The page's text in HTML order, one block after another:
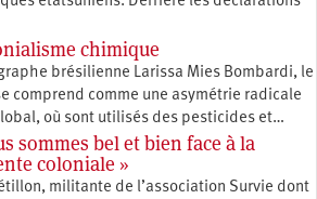
chimique
brésilienne Larissa Mies Bombardi, le
comprend comme une asymétrie radicale
où sont utilisés des pesticides et…
sommes bel et bien face à la
coloniale »
militante de l’association Survie dont